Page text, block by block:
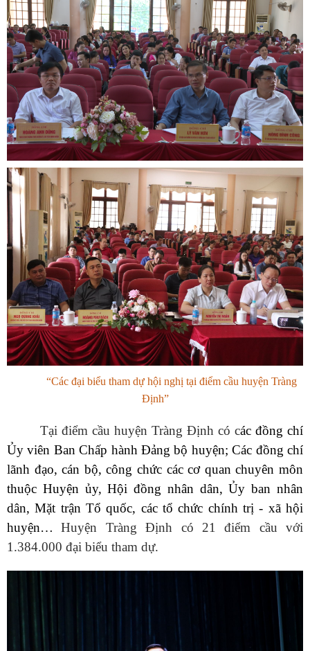
“Các đại biểu tham dự hội nghị tại điểm cầu huyện Tràng
Định”
Tại điểm cầu huyện Tràng Định có các đồng chí
Ủy viên Ban Chấp hành Đảng bộ huyện; Các đồng chí
lãnh đạo, cán bộ, công chức các cơ quan chuyên môn
thuộc Huyện ủy, Hội đồng nhân dân, Ủy ban nhân
dân, Mặt trận Tổ quốc, các tổ chức chính trị - xã hội
huyện…
Huyện Tràng Định có 21 điểm cầu với
1.384.000 đại biểu tham dự.